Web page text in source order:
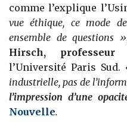
comme l’explique
vue éthique, ce mode
ensemble de questions »
Hirsch, professeur
l’Université Paris Sud.
industrielle, pas de
l’impression d’une
Nouvelle.